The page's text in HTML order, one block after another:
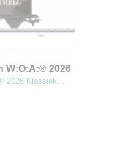
W:O:A:® 2026
2026 Klassiek…